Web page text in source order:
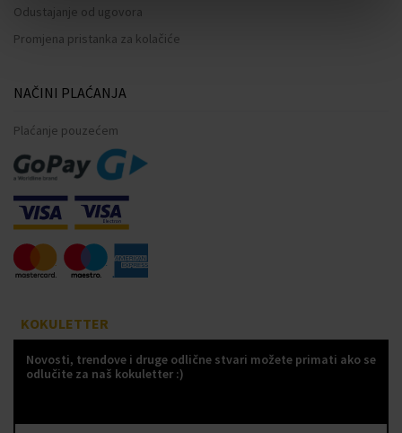
Odustajanje od ugovora
Promjena pristanka za kolačiće
NAČINI PLAĆANJA
Plaćanje pouzećem
KOKULETTER
Novosti, trendove i druge odlične stvari možete primati ako se
odlučite za naš kokuletter :)